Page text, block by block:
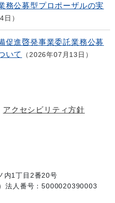
務公募型プロポーザルの実
日
促進啓発事業委託業務公募
いて
2026年07月13日
アクセシビリティ方針
内1丁目2番20号
法人番号：5000020390003